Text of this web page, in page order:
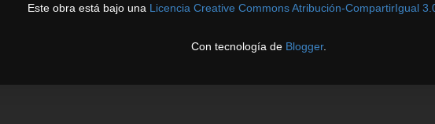
Este obra está bajo una Licencia Creative Commons Atribución-CompartirIgual
Con tecnología de Blogger.